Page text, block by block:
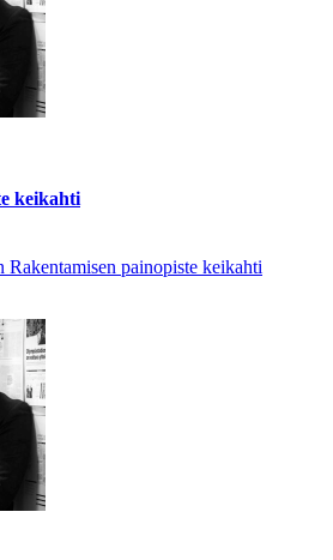
keikahti
Rakentamisen painopiste keikahti